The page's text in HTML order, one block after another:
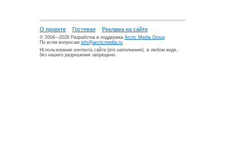
О проекте Гостевая Реклама на сайте
© 2004—2026 Разработка и поддержка Arctic Media Group
По всем вопросам info@arcticmedia.ru
Использование контента сайта (его наполнения), в любом виде,
без нашего разрешения запрещено.